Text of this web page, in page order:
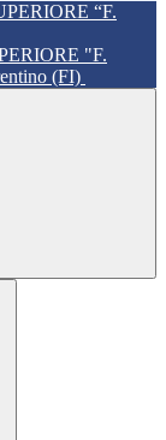
"F.
(FI)